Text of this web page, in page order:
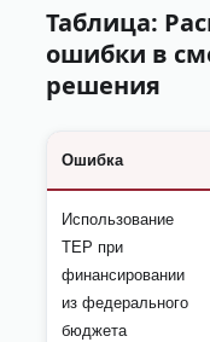
Таблица:
ошибки в
решения
Ошибка
Использование
ТЕР при
финансировании
из федерального
бюджета